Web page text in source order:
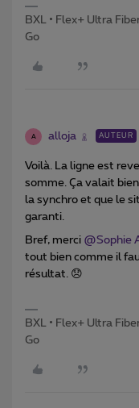
BXL • Flex+ Ultra
Go
A alloja AUTEUR
Voilà. La ligne est
somme. Ça valait
la synchro et que le
garanti.
Bref, merci @Sophie
tout bien comme il
résultat. 😞
BXL • Flex+ Ultra
Go